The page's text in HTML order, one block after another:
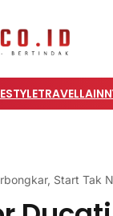
TRAVEL
Start Tak